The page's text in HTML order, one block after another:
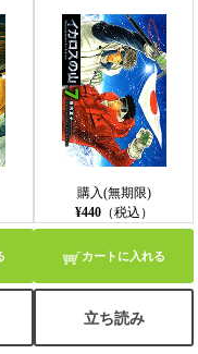
購入(無期限)
¥440（税込）
カートに入れる
立ち読み